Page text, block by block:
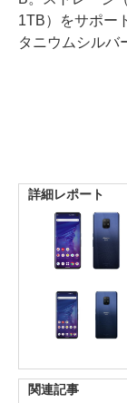
1TB）をサポー
タニウムシルバ
詳細レポート
関連記事